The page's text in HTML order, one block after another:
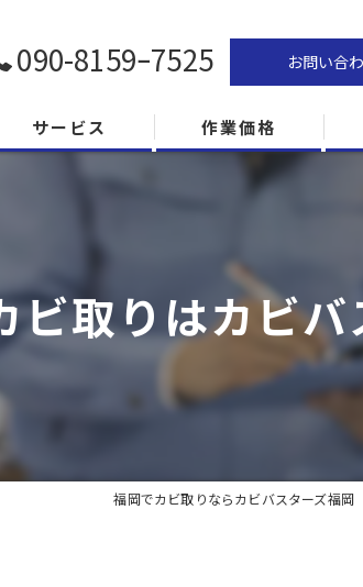
090-8159ｰ7525 お問い合
サービス 作業価格
ビ取りはカビ
福岡でカビ取りならカビバスターズ福岡